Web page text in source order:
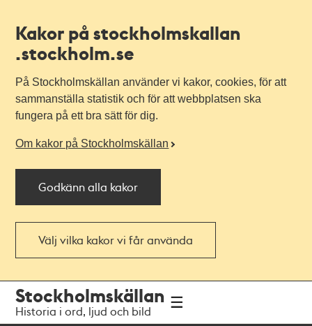
Kakor på stockholmskallan
.stockholm.se
På Stockholmskällan använder vi kakor, cookies, för att
sammanställa statistik och för att webbplatsen ska
fungera på ett bra sätt för dig.
Om kakor på Stockholmskällan
Godkänn alla kakor
Välj vilka kakor vi får använda
navigationen
huvudinnehållet
Stockholmskällan
Historia i ord, ljud och bild